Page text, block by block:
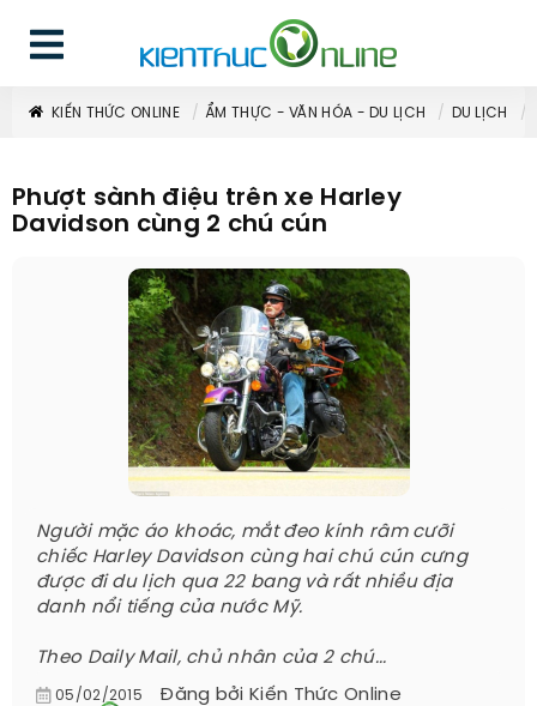
KIẾN THỨC ONLINE ẨM THỰC - VĂN HÓA - DU LỊCH DU LỊCH
Phượt sành điệu trên xe Harley
Davidson cùng 2 chú cún
Người mặc áo khoác, mắt đeo kính râm cưỡi
chiếc Harley Davidson cùng hai chú cún cưng
được đi du lịch qua 22 bang và rất nhiều địa
danh nổi tiếng của nước Mỹ.
Theo Daily Mail, chủ nhân của 2 chú...
05/02/2015 Đăng bởi Kiến Thức Online